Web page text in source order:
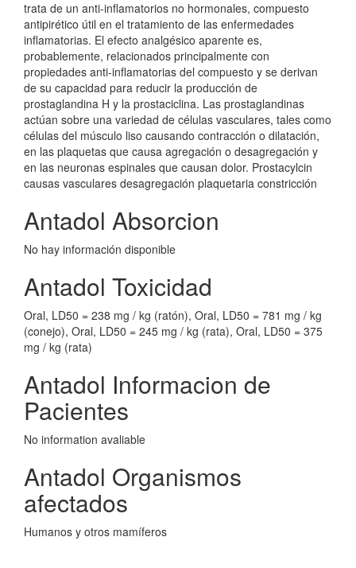
trata de un anti-inflamatorios no hormonales, compuesto
antipirético útil en el tratamiento de las enfermedades
inflamatorias. El efecto analgésico aparente es,
probablemente, relacionados principalmente con
propiedades anti-inflamatorias del compuesto y se derivan
de su capacidad para reducir la producción de
prostaglandina H y la prostaciclina. Las prostaglandinas
actúan sobre una variedad de células vasculares, tales como
células del músculo liso causando contracción o dilatación,
en las plaquetas que causa agregación o desagregación y
en las neuronas espinales que causan dolor. Prostacylcin
causas vasculares desagregación plaquetaria constricción
Antadol Absorcion
No hay información disponible
Antadol Toxicidad
Oral, LD50 = 238 mg / kg (ratón), Oral, LD50 = 781 mg / kg
(conejo), Oral, LD50 = 245 mg / kg (rata), Oral, LD50 = 375
mg / kg (rata)
Antadol Informacion de
Pacientes
No information avaliable
Antadol Organismos
afectados
Humanos y otros mamíferos